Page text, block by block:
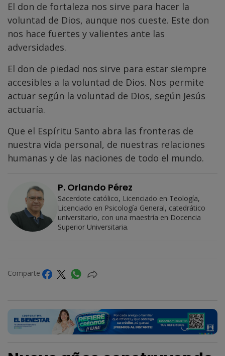
El don de fortaleza nos sirve para hacer la
voluntad de Dios, aunque nos cueste. Este don
nos hace fuertes y valientes ante las
adversidades.
El don de piedad nos sirve para estar siempre
accesibles a la voluntad de Dios. Nos permite
actuar según la voluntad de Dios, según Jesús
actuaría.
Que el Espíritu Santo abra las fronteras de
nuestra vida personal, de nuestras relaciones
humanas y de las naciones de todo el mundo.
P. Orlando Pérez
Sacerdote católico, Licenciado en Teología,
Licenciado en Psicología General, catedrático
universitario, con una maestría en Docencia
Superior Universitaria.
Comparte